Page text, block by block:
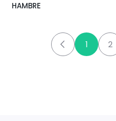
HAMBRE
1 2